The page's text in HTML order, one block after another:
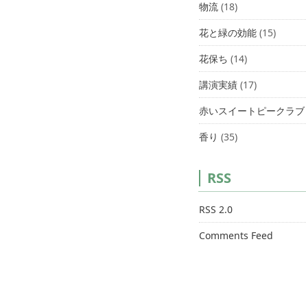
物流 (18)
花と緑の効能 (15)
花保ち (14)
講演実績 (17)
赤いスイートピークラブ
香り (35)
RSS
RSS 2.0
Comments Feed